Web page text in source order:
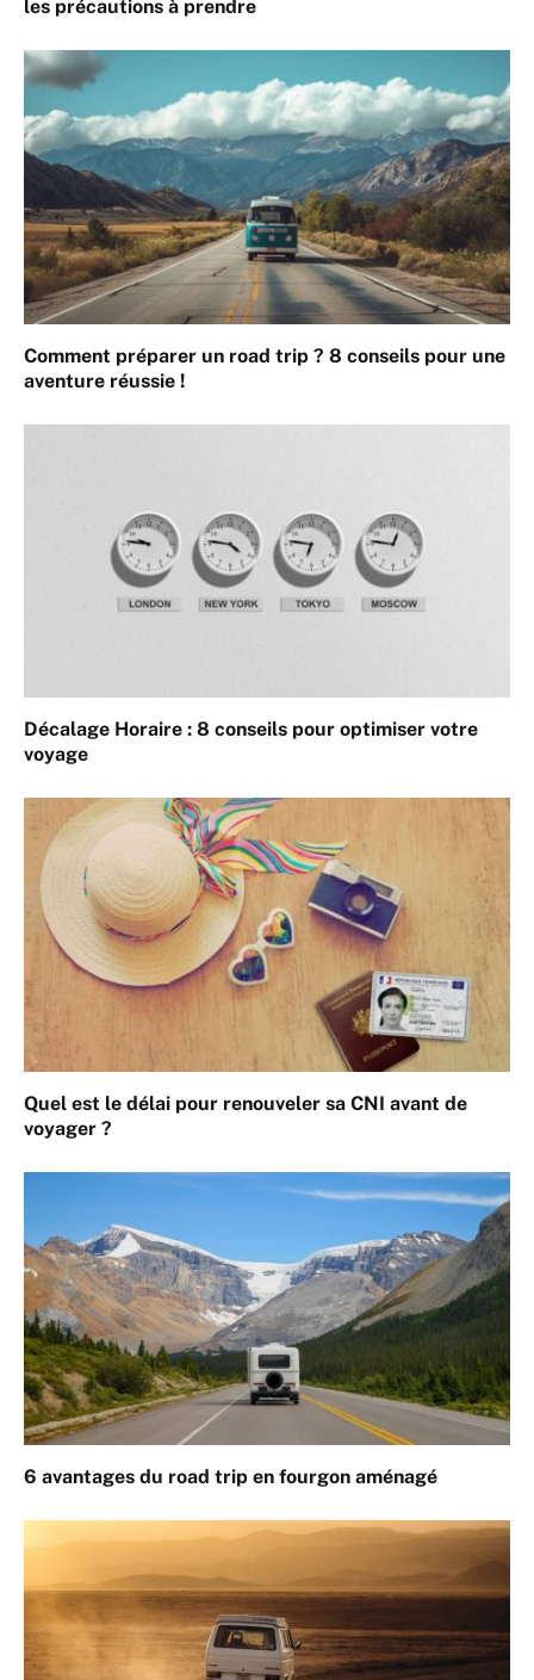
les précautions à prendre
Comment préparer un road trip ? 8 conseils pour une
aventure réussie !
Décalage Horaire : 8 conseils pour optimiser votre
voyage
Quel est le délai pour renouveler sa CNI avant de
voyager ?
6 avantages du road trip en fourgon aménagé